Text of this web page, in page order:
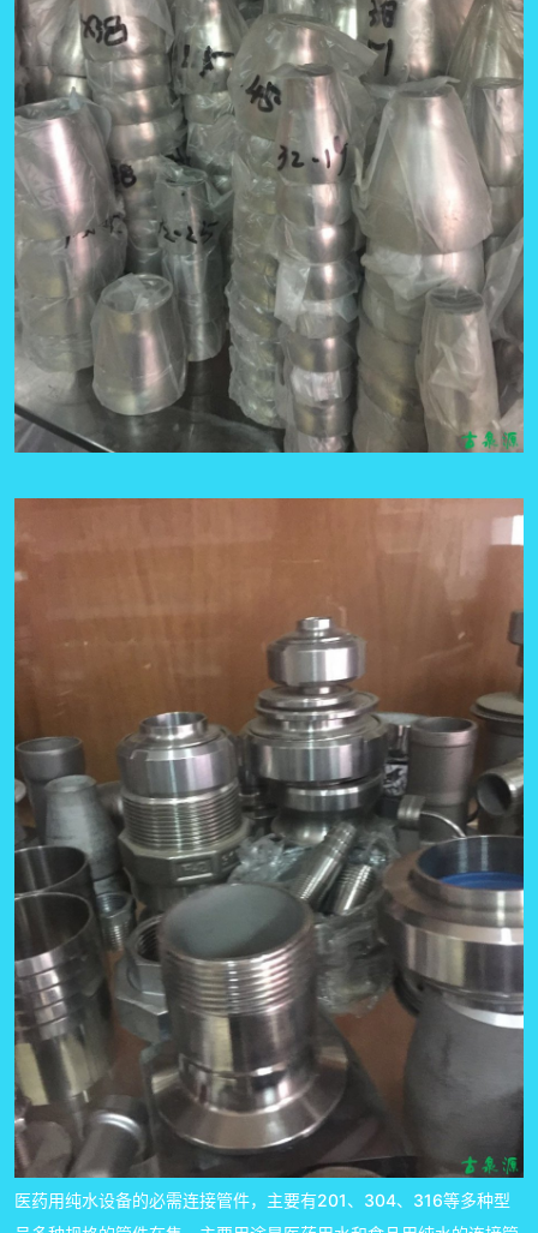
医药用纯水设备的必需连接管件，主要有201、304、316等多种型